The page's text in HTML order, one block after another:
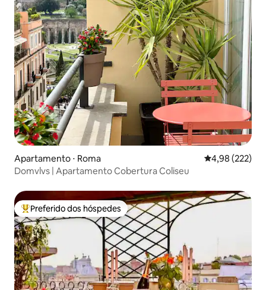
Apartamento ⋅ Roma 4,98 de uma
4,98 (222)
Domvlvs | Apartamento Cobertura Coliseu
Entre os melhores preferidos dos hóspedes
Preferido dos hóspedes